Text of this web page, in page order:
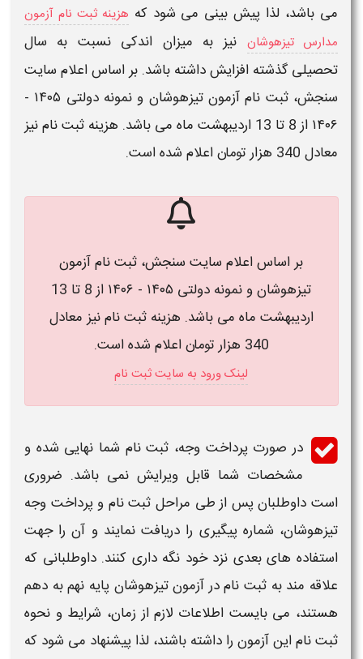
می باشد، لذا پیش بینی می شود که هزینه ثبت نام آزمون
مدارس تیزهوشان نیز به میزان اندکی نسبت به سال
تحصیلی گذشته افزایش داشته باشد. بر اساس اعلام سایت
سنجش، ثبت نام آزمون تیزهوشان و نمونه دولتی ۱۴۰۵ -
۱۴۰۶ از 8 تا 13 اردیبهشت ماه می باشد.​ هزینه ثبت نام نیز
معادل 340 هزار تومان اعلام شده است.
بر اساس اعلام سایت سنجش، ثبت نام آزمون
تیزهوشان و نمونه دولتی ۱۴۰۵ - ۱۴۰۶ از 8 تا 13
اردیبهشت ماه می باشد.​ هزینه ثبت نام نیز معادل
340 هزار تومان اعلام شده است.
لینک ورود به سایت ثبت نام
در صورت پرداخت وجه، ثبت نام شما نهایی شده و
مشخصات شما قابل ویرایش نمی باشد. ضروری
است داوطلبان پس از طی مراحلثبت نام وپرداخت وجه
تیزهوشان، شماره پیگیری را دریافت نمایند و آن را جهت
استفاده های بعدی نزد خود نگه داری کنند. داوطلبانی که
علاقه مند به ثبت نام در آزمون تیزهوشان پایه نهم به دهم
هستند، می بایست اطلاعات لازم از زمان، شرایط و نحوه
ثبت ناماین آزمون را داشته باشند، لذا پیشنهاد می شود که